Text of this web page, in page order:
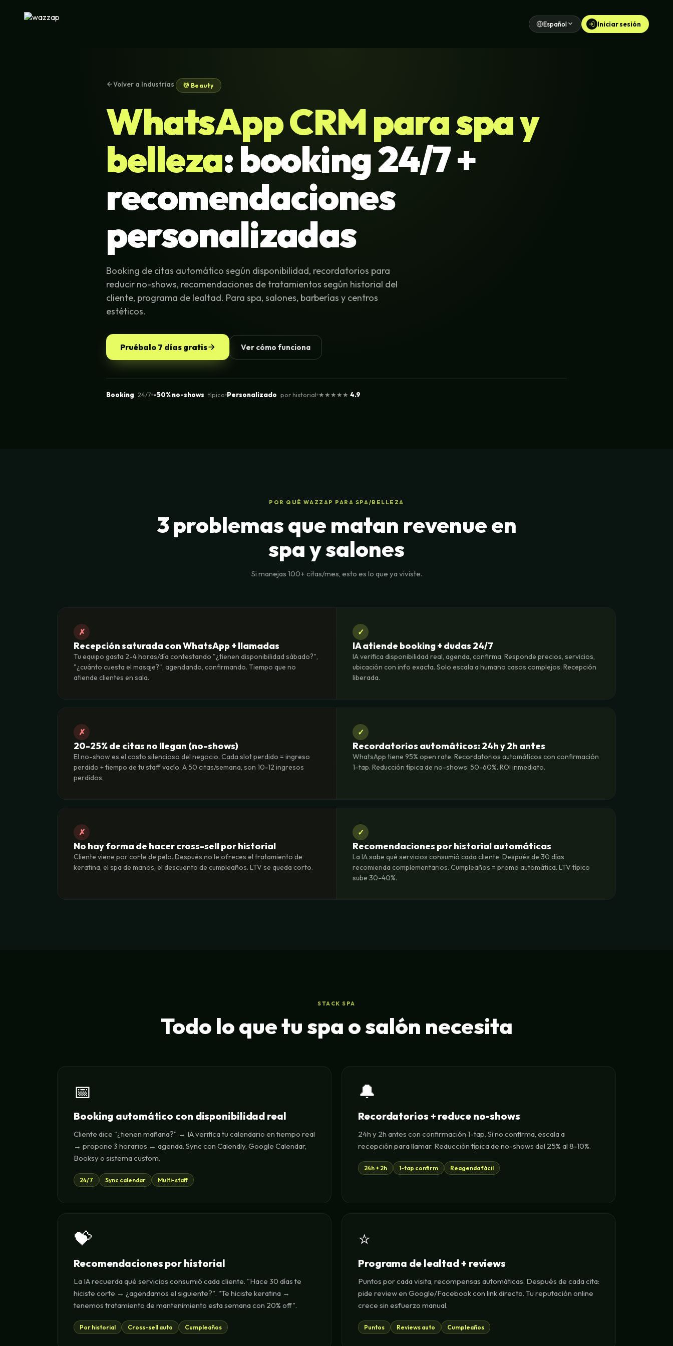
Español Iniciar sesión
Volver a Industrias 💆 Beauty
WhatsApp CRM para spa y
belleza: booking 24/7 +
recomendaciones
personalizadas
Booking de citas automático según disponibilidad, recordatorios para
reducir no-shows, recomendaciones de tratamientos según historial del
cliente, programa de lealtad. Para spa, salones, barberías y centros
estéticos.
Pruébalo 7 días gratis Ver cómo funciona
Booking 24/7 -50% no-shows típico Personalizado por historial ★★★★★ 4.9
POR QUÉ WAZZAP PARA SPA/BELLEZA
3 problemas que matan revenue en
spa y salones
Si manejas 100+ citas/mes, esto es lo que ya viviste.
✗
Recepción saturada con WhatsApp + llamadas
Tu equipo gasta 2-4 horas/día contestando "¿tienen disponibilidad sábado?",
"¿cuánto cuesta el masaje?", agendando, confirmando. Tiempo que no
atiende clientes en sala.
✓
IA atiende booking + dudas 24/7
IA verifica disponibilidad real, agenda, confirma. Responde precios, servicios,
ubicación con info exacta. Solo escala a humano casos complejos. Recepción
liberada.
✗
20-25% de citas no llegan (no-shows)
El no-show es el costo silencioso del negocio. Cada slot perdido = ingreso
perdido + tiempo de tu staff vacío. A 50 citas/semana, son 10-12 ingresos
perdidos.
✓
Recordatorios automáticos: 24h y 2h antes
WhatsApp tiene 95% open rate. Recordatorios automáticos con confirmación
1-tap. Reducción típica de no-shows: 50-60%. ROI inmediato.
✗
No hay forma de hacer cross-sell por historial
Cliente viene por corte de pelo. Después no le ofreces el tratamiento de
keratina, el spa de manos, el descuento de cumpleaños. LTV se queda corto.
✓
Recomendaciones por historial automáticas
La IA sabe qué servicios consumió cada cliente. Después de 30 días
recomienda complementarios. Cumpleaños = promo automática. LTV típico
sube 30-40%.
STACK SPA
Todo lo que tu spa o salón necesita
📅
Booking automático con disponibilidad real
Cliente dice "¿tienen mañana?" → IA verifica tu calendario en tiempo real
→ propone 3 horarios → agenda. Sync con Calendly, Google Calendar,
Booksy o sistema custom.
24/7 Sync calendar Multi-staff
🔔
Recordatorios + reduce no-shows
24h y 2h antes con confirmación 1-tap. Si no confirma, escala a
recepción para llamar. Reducción típica de no-shows del 25% al 8-10%.
24h + 2h 1-tap confirm Reagenda fácil
💝
Recomendaciones por historial
La IA recuerda qué servicios consumió cada cliente. "Hace 30 días te
hiciste corte → ¿agendamos el siguiente?". "Te hiciste keratina →
tenemos tratamiento de mantenimiento esta semana con 20% off".
Por historial Cross-sell auto Cumpleaños
⭐
Programa de lealtad + reviews
Puntos por cada visita, recompensas automáticas. Después de cada cita:
pide review en Google/Facebook con link directo. Tu reputación online
crece sin esfuerzo manual.
Puntos Reviews auto Cumpleaños